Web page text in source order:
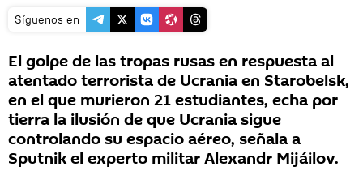
Síguenos en
El golpe de las tropas rusas en respuesta al
atentado terrorista de Ucrania en Starobelsk,
en el que murieron 21 estudiantes, echa por
tierra la ilusión de que Ucrania sigue
controlando su espacio aéreo, señala a
Sputnik el experto militar Alexandr Mijáilov.